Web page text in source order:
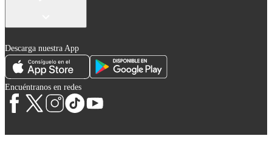
Descarga nuestra App
Encuéntranos en redes